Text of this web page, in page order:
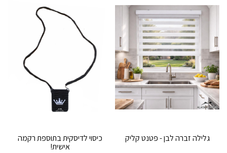
גלילה זברה לבן - פטנט קליק
כיסוי לדיסקית בתוספת רקמה
אישית!